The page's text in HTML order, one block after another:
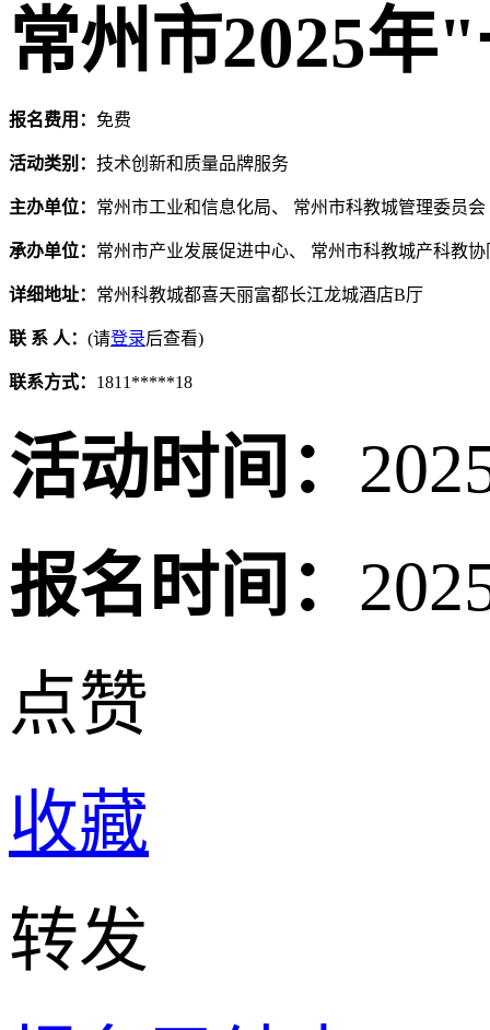
常州市2025年
报名费用： 免费
活动类别： 技术创新和质量品牌服务
主办单位： 常州市工业和信息化局、 常州市科教城管理委员会
承办单位： 常州市产业发展促进中心、 常州市科教城产科教
详细地址： 常州科教城都喜天丽富都长江龙城酒店B厅
联 系 人： (请登录后查看)
联系方式： 1811*****18
活动时间：
报名时间：
点赞
收藏
转发